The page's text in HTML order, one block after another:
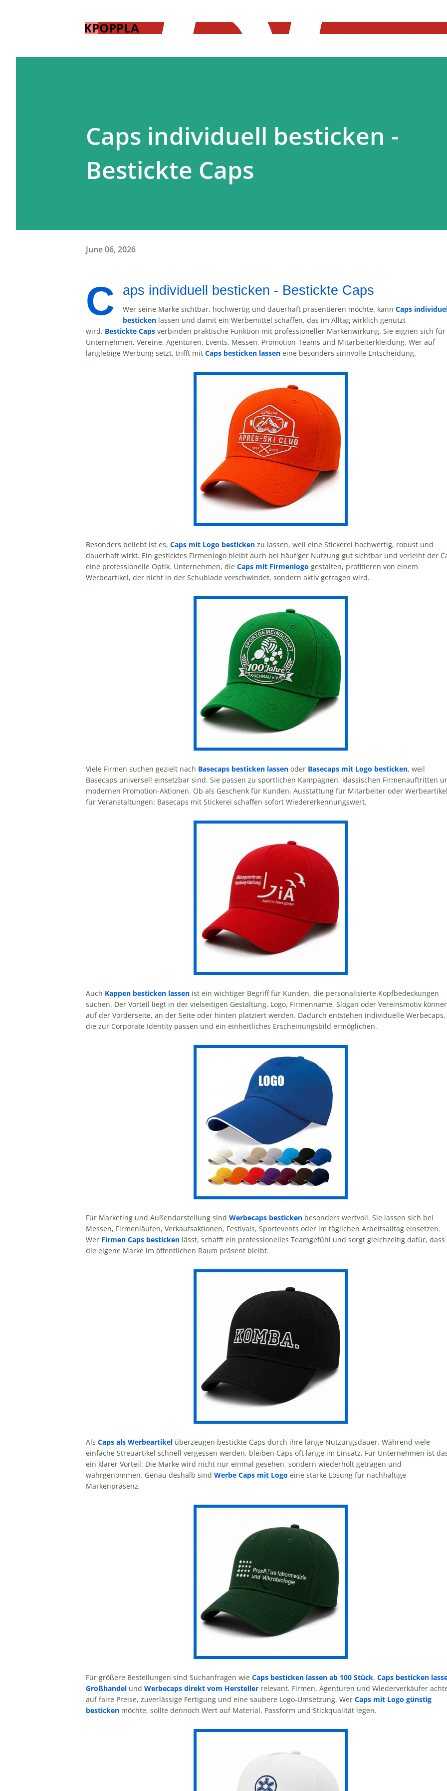
KPOPPLA
Caps individuell besticken -
Bestickte Caps
June 06, 2026
C aps individuell besticken - Bestickte Caps
Wer seine Marke sichtbar, hochwertig und dauerhaft präsentieren möchte, kann Caps
besticken lassen und damit ein Werbemittel schaffen, das im Alltag wirklich genutzt
wird. Bestickte Caps verbinden praktische Funktion mit professioneller Markenwirkung. Sie eignen sich für
Unternehmen, Vereine, Agenturen, Events, Messen, Promotion-Teams und Mitarbeiterkleidung. Wer auf
langlebige Werbung setzt, trifft mit Caps besticken lassen eine besonders sinnvolle Entscheidung.
Besonders beliebt ist es, Caps mit Logo besticken zu lassen, weil eine Stickerei hochwertig, robust und
dauerhaft wirkt. Ein gesticktes Firmenlogo bleibt auch bei häufiger Nutzung gut sichtbar und verleiht der
eine professionelle Optik. Unternehmen, die Caps mit Firmenlogo gestalten, profitieren von einem
Werbeartikel, der nicht in der Schublade verschwindet, sondern aktiv getragen wird.
Viele Firmen suchen gezielt nach Basecaps besticken lassen oder Basecaps mit Logo besticken, weil
Basecaps universell einsetzbar sind. Sie passen zu sportlichen Kampagnen, klassischen Firmenauftritten
modernen Promotion-Aktionen. Ob als Geschenk für Kunden, Ausstattung für Mitarbeiter oder
für Veranstaltungen: Basecaps mit Stickerei schaffen sofort Wiedererkennungswert.
Auch Kappen besticken lassen ist ein wichtiger Begriff für Kunden, die personalisierte Kopfbedeckungen
suchen. Der Vorteil liegt in der vielseitigen Gestaltung. Logo, Firmenname, Slogan oder Vereinsmotiv
auf der Vorderseite, an der Seite oder hinten platziert werden. Dadurch entstehen individuelle Werbecaps,
die zur Corporate Identity passen und ein einheitliches Erscheinungsbild ermöglichen.
Für Marketing und Außendarstellung sind Werbecaps besticken besonders wertvoll. Sie lassen sich bei
Messen, Firmenläufen, Verkaufsaktionen, Festivals, Sportevents oder im täglichen Arbeitsalltag einsetzen.
Wer Firmen Caps besticken lässt, schafft ein professionelles Teamgefühl und sorgt gleichzeitig dafür, dass
die eigene Marke im öffentlichen Raum präsent bleibt.
Als Caps als Werbeartikel überzeugen bestickte Caps durch ihre lange Nutzungsdauer. Während viele
einfache Streuartikel schnell vergessen werden, bleiben Caps oft lange im Einsatz. Für Unternehmen ist
ein klarer Vorteil: Die Marke wird nicht nur einmal gesehen, sondern wiederholt getragen und
wahrgenommen. Genau deshalb sind Werbe Caps mit Logo eine starke Lösung für nachhaltige
Markenpräsenz.
Für größere Bestellungen sind Suchanfragen wie Caps besticken lassen ab 100 Stück, Caps besticken
Großhandel und Werbecaps direkt vom Hersteller relevant. Firmen, Agenturen und Wiederverkäufer
auf faire Preise, zuverlässige Fertigung und eine saubere Logo-Umsetzung. Wer Caps mit Logo günstig
besticken möchte, sollte dennoch Wert auf Material, Passform und Stickqualität legen.